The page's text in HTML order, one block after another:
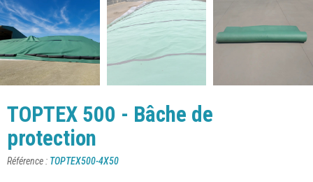
TOPTEX 500 - Bâche de
protection
Référence TOPTEX500-4X50